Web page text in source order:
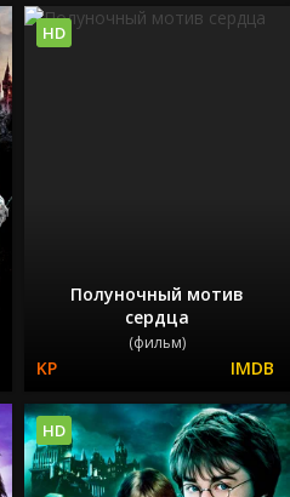
Полуночный мотив
сердца
(фильм)
HD
HD